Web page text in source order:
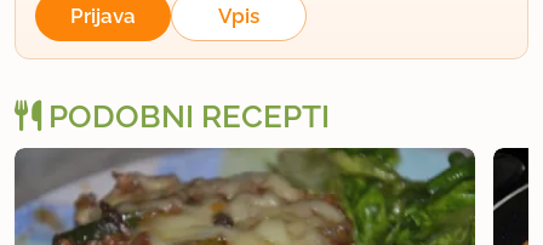
Prijava Vpis
PODOBNI RECEPTI